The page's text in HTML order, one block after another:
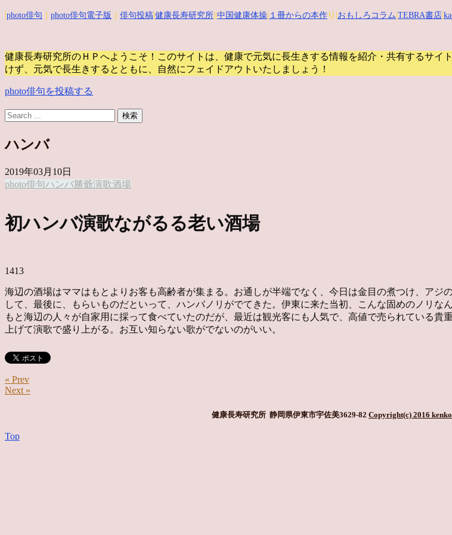
photo俳句 photo俳句電子版 俳句投稿 健康長寿研究所 中国健康体操 １冊からの本作 り| おもしろコラム TEBRA書店
健康長寿研究所のＨＰへようこそ！このサイトは、健康で元気に長生きする情報を紹介・共有するサイト
けず、元気で長生きするとともに、自然にフェイドアウトいたしましょう！
photo俳句を投稿する
ハンバ
2019年03月10日
photo俳句ハンバ勝爺演歌酒場
初ハンバ演歌ながるる老い酒場
1413
海辺の酒場はママはもとよりお客も高齢者が集まる。お通しが半端でなく、今日は金目の煮つけ、ア
して、最後に、もらいものだといって、ハンバノリがでてきた。伊東に来た当初、こんな固めのノリ
もと海辺の人々が自家用に採って食べていたのだが、最近は観光客にも人気で、高値で売られている
上げて演歌で盛り上がる。お互い知らない歌がでないのがいい。
« Prev
Next »
健康長寿研究所 静岡県伊東市宇佐美3629-82 Copyright(c) 2016
Top